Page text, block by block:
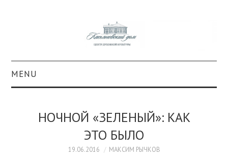
MENU
КОЛЛЕКЦИИ
НОЧНОЙ «ЗЕЛЕНЫЙ»: КАК
ЭТО БЫЛО
19.06.2016 МАКСИМ РЫЧКОВ